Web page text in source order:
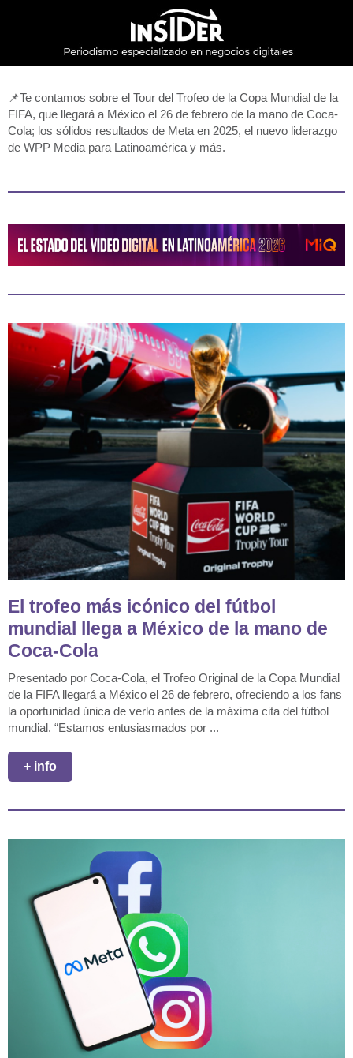
📌Te contamos sobre el Tour del Trofeo de la Copa Mundial de la
FIFA, que llegará a México el 26 de febrero de la mano de Coca-
Cola; los sólidos resultados de Meta en 2025, el nuevo liderazgo
de WPP Media para Latinoamérica y más.
El trofeo más icónico del fútbol
mundial llega a México de la mano de
Coca-Cola
Presentado por Coca-Cola, el Trofeo Original de la Copa Mundial
de la FIFA llegará a México el 26 de febrero, ofreciendo a los fans
la oportunidad única de verlo antes de la máxima cita del fútbol
mundial. “Estamos entusiasmados por ...
+ info